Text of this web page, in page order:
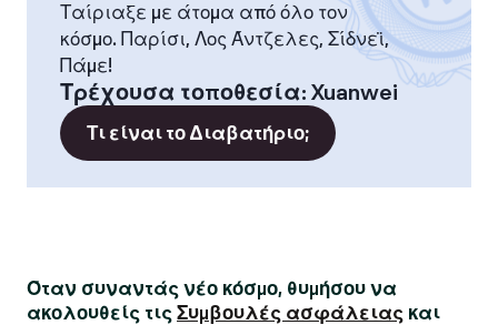
Ταίριαξε με άτομα από όλο τον
κόσμο. Παρίσι, Λος Άντζελες, Σίδνεϊ,
Πάμε!
Τρέχουσα τοποθεσία: Xuanwei
Τι είναι το Διαβατήριο;
Όταν συναντάς νέο κόσμο, θυμήσου να
ακολουθείς τις Συμβουλές ασφάλειας και